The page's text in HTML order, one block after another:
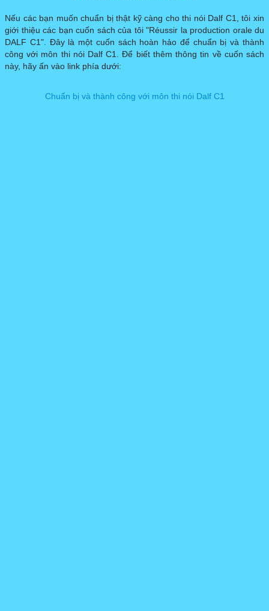
​Nếu các bạn muốn chuẩn bị thật kỹ càng cho thi nói Dalf C1, tôi xin
giới thiệu các bạn cuốn sách của tôi "Réussir la production orale du
DALF C1". Đây là một cuốn sách hoàn hảo để chuẩn bị và thành
công với môn thi nói Dalf C1. Để biết thêm thông tin về cuốn sách
này, hãy ấn vào link phía dưới:
​Chuẩn bị và thành công với môn thi nói Dalf C1